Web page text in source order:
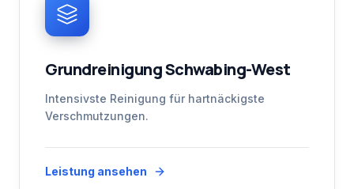
Grundreinigung Schwabing-West
Intensivste Reinigung für hartnäckigste
Verschmutzungen.
Leistung ansehen